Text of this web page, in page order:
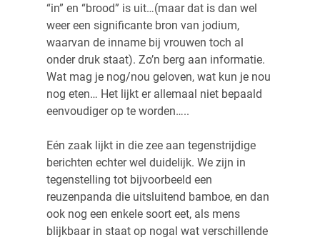
“in” en “brood” is uit…(maar dat is dan wel
weer een significante bron van jodium,
waarvan de inname bij vrouwen toch al
onder druk staat). Zo’n berg aan informatie.
Wat mag je nog/nou geloven, wat kun je nou
nog eten… Het lijkt er allemaal niet bepaald
eenvoudiger op te worden…..
Eén zaak lijkt in die zee aan tegenstrijdige
berichten echter wel duidelijk. We zijn in
tegenstelling tot bijvoorbeeld een
reuzenpanda die uitsluitend bamboe, en dan
ook nog een enkele soort eet, als mens
blijkbaar in staat op nogal wat verschillende